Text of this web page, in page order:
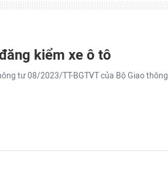
kiểm xe ô tô
tư 08/2023/TT-BGTVT của Bộ Giao thông